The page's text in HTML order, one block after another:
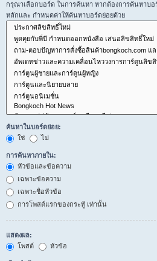
กรุณาเลือกบอร์ด ในการค้นหา หากต้องการค้นหาบ
หลักและ กำหนดค่าให้ค้นหาบอร์ดย่อยด้วย
ค้นหาในบอร์ดย่อย:
ใช่
ไม่
การค้นหาภายใน:
หัวข้อและข้อความ
เฉพาะข้อความ
เฉพาะชื่อหัวข้อ
การโพสต์แรกของกระทู้ เท่านั้น
แสดงผล:
โพสต์
หัวข้อ